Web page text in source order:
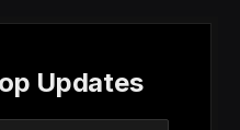
Updates